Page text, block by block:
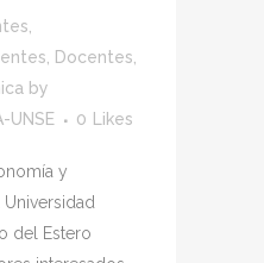
Docentes
by
UNSE
0 Likes
y
del Estero